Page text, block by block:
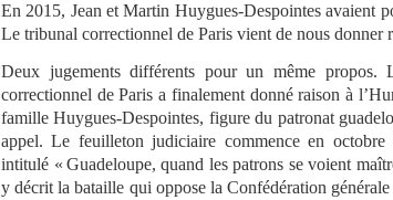
En 2015, Jean et Martin Huygues-Despointes avaient
Le tribunal correctionnel de Paris vient de nous donner
Deux jugements différents pour un même propos.
correctionnel de Paris a finalement donné raison à
famille Huygues-Despointes, figure du patronat
appel. Le feuilleton judiciaire commence en
intitulé « Guadeloupe, quand les patrons se voient
y décrit la bataille qui oppose la Confédération